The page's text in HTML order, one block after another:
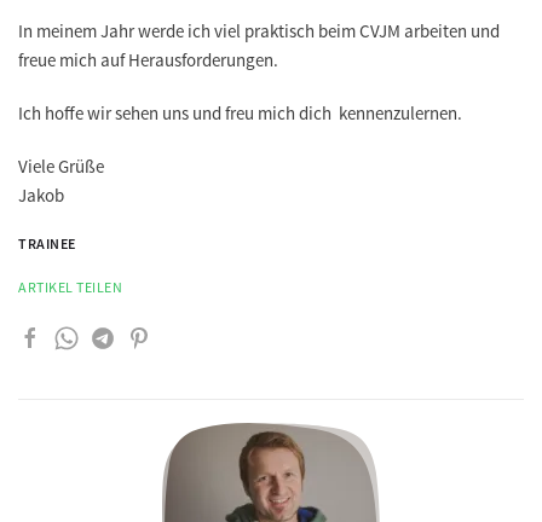
In meinem Jahr werde ich viel praktisch beim CVJM arbeiten und
freue mich auf Herausforderungen.
Ich hoffe wir sehen uns und freu mich dich kennenzulernen.
Viele Grüße
Jakob
TRAINEE
ARTIKEL TEILEN